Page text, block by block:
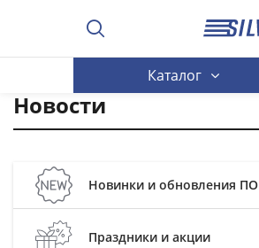
Каталог
Новости
Новинки и обновления ПО
Праздники и акции